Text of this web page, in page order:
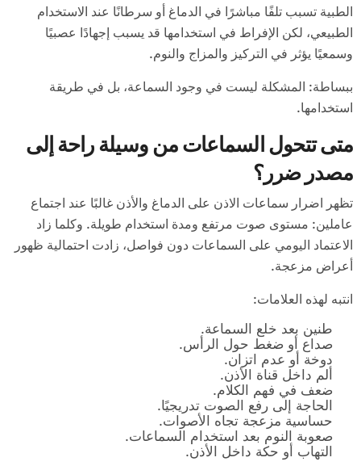
الطبية تسبب تلفًا مباشرًا في الدماغ أو سرطانًا عند الاستخدام
الطبيعي، لكن الإفراط في استخدامها قد يسبب إجهادًا عصبيًا
وسمعيًا يؤثر في التركيز والمزاج والنوم.
ببساطة: المشكلة ليست في وجود السماعة، بل في طريقة
استخدامها.
متى تتحول السماعات من وسيلة راحة إلى
مصدر ضرر؟
تظهر اضرار سماعات الاذن على الدماغ والأذن غالبًا عند اجتماع
عاملين: مستوى صوت مرتفع ومدة استخدام طويلة. وكلما زاد
الاعتماد اليومي على السماعات دون فواصل، زادت احتمالية ظهور
أعراض مزعجة.
انتبه لهذه العلامات:
طنين بعد خلع السماعة.
صداع أو ضغط حول الرأس.
دوخة أو عدم اتزان.
ألم داخل قناة الأذن.
ضعف في فهم الكلام.
الحاجة إلى رفع الصوت تدريجيًا.
حساسية مزعجة تجاه الأصوات.
صعوبة النوم بعد استخدام السماعات.
التهاب أو حكة داخل الأذن.